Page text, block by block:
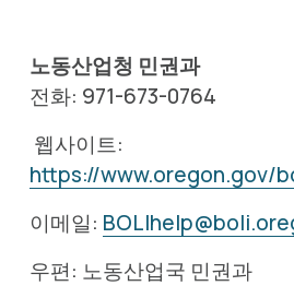
노동산업청 민권과
전화: 971-673-0764
https://www.oregon.gov/
이메일:
우편: 노동산업국 민권과